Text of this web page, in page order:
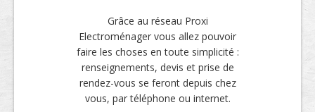
Grâce au réseau Proxi
Electroménager vous allez pouvoir
faire les choses en toute simplicité :
renseignements, devis et prise de
rendez-vous se feront depuis chez
vous, par téléphone ou internet.